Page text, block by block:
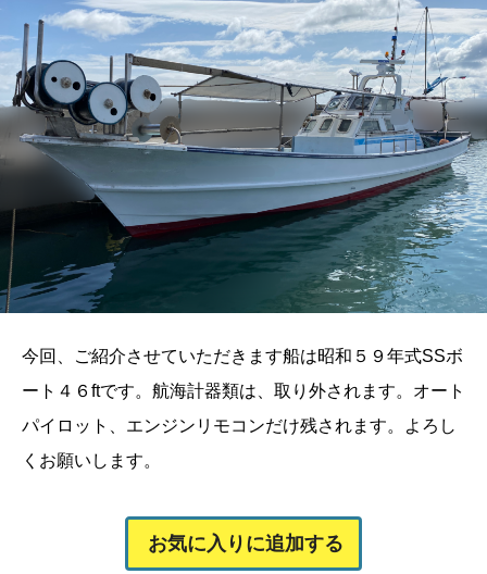
今回、ご紹介させていただきます船は昭和５９年式SSボ
ート４６ftです。航海計器類は、取り外されます。オート
パイロット、エンジンリモコンだけ残されます。よろし
くお願いします。
お気に入りに追加する